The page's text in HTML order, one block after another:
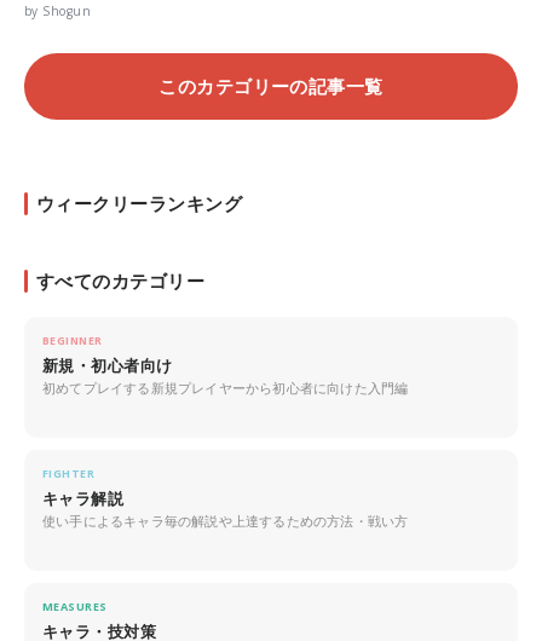
by Shogun
このカテゴリーの記事一覧
ウィークリーランキング
すべてのカテゴリー
BEGINNER
新規・初心者向け
初めてプレイする新規プレイヤーから初心者に向けた入門編
FIGHTER
キャラ解説
使い手によるキャラ毎の解説や上達するための方法・戦い方
MEASURES
キャラ・技対策